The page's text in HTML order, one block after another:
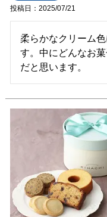
投稿日 2025/07/21
柔らかなクリーム
す。中にどんなお
だと思います。